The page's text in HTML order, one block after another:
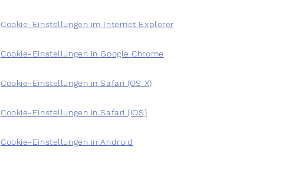
Cookie-Einstellungen im Internet Explorer
Cookie-Einstellungen in Google Chrome
Cookie-Einstellungen in Safari (OS X)
Cookie-Einstellungen in Safari (iOS)
Cookie-Einstellungen in Android